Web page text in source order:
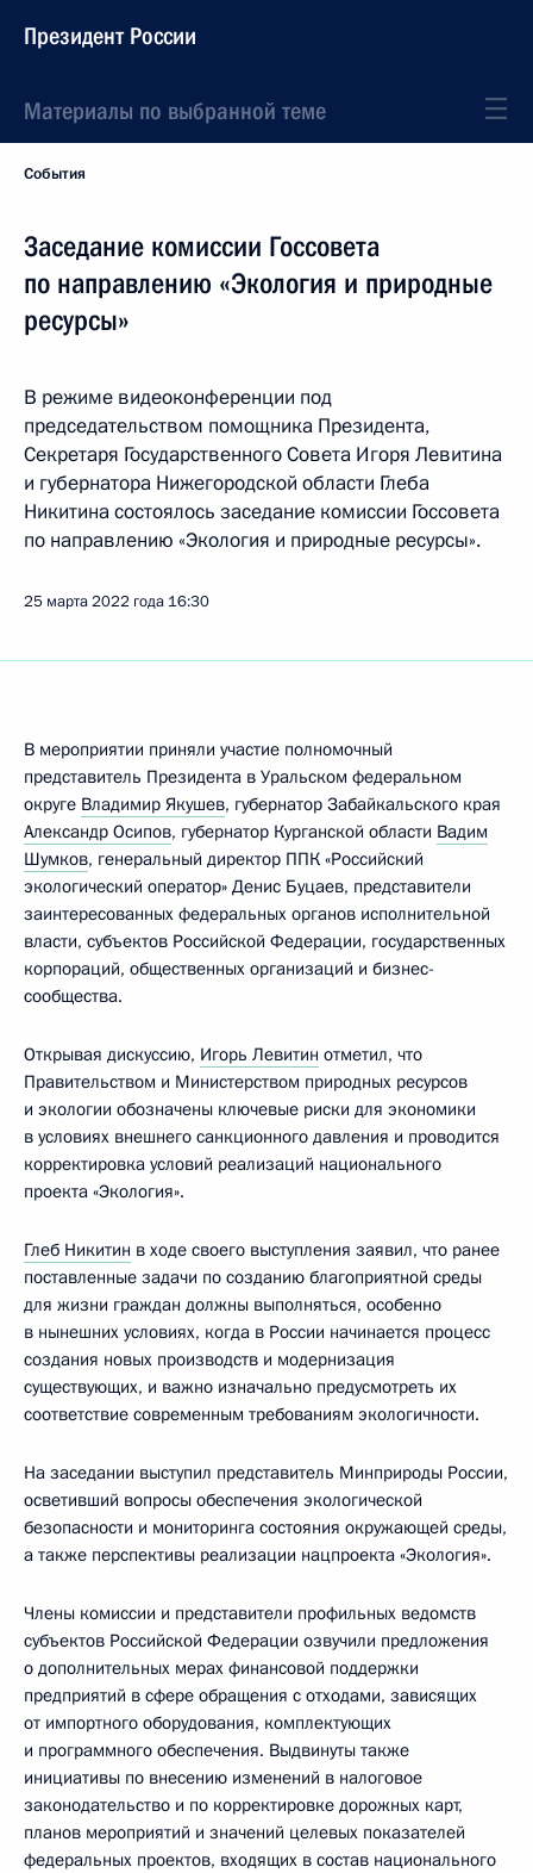
Президент России
Материалы по выбранной теме
События
Заседание комиссии Госсовета
по направлению «Экология и природные
ресурсы»
В режиме видеоконференции под
председательством помощника Президента,
Секретаря Государственного Совета Игоря Левитина
и губернатора Нижегородской области Глеба
Никитина состоялось заседание комиссии Госсовета
по направлению «Экология и природные ресурсы».
25 марта 2022 года 16:30
В мероприятии приняли участие полномочный
представитель Президента в Уральском федеральном
округе Владимир Якушев, губернатор Забайкальского края
Александр Осипов, губернатор Курганской области Вадим
Шумков, генеральный директор ППК «Российский
экологический оператор» Денис Буцаев, представители
заинтересованных федеральных органов исполнительной
власти, субъектов Российской Федерации, государственных
корпораций, общественных организаций и бизнес-
сообщества.
Открывая дискуссию, Игорь Левитин отметил, что
Правительством и Министерством природных ресурсов
и экологии обозначены ключевые риски для экономики
в условиях внешнего санкционного давления и проводится
корректировка условий реализаций национального
проекта «Экология».
Глеб Никитин в ходе своего выступления заявил, что ранее
поставленные задачи по созданию благоприятной среды
для жизни граждан должны выполняться, особенно
в нынешних условиях, когда в России начинается процесс
создания новых производств и модернизация
существующих, и важно изначально предусмотреть их
соответствие современным требованиям экологичности.
На заседании выступил представитель Минприроды России,
осветивший вопросы обеспечения экологической
безопасности и мониторинга состояния окружающей среды,
а также перспективы реализации нацпроекта «Экология».
Члены комиссии и представители профильных ведомств
субъектов Российской Федерации озвучили предложения
о дополнительных мерах финансовой поддержки
предприятий в сфере обращения с отходами, зависящих
от импортного оборудования, комплектующих
и программного обеспечения. Выдвинуты также
инициативы по внесению изменений в налоговое
законодательство и по корректировке дорожных карт,
планов мероприятий и значений целевых показателей
федеральных проектов, входящих в состав национального